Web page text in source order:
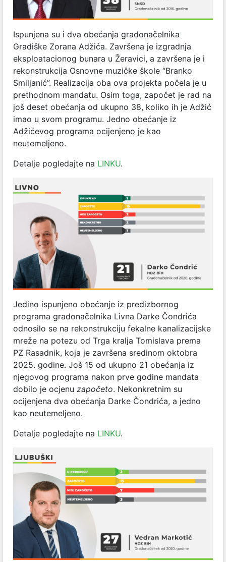
Ispunjena su i dva obećanja gradonačelnika
Gradiške Zorana Adžića. Završena je izgradnja
eksploatacionog bunara u Žeravici, a završena je i
rekonstrukcija Osnovne muzičke škole “Branko
Smiljanić”. Realizacija oba ova projekta počela je u
prethodnom mandatu. Osim toga, započet je rad na
još deset obećanja od ukupno 38, koliko ih je Adžić
imao u svom programu. Jedno obećanje iz
Adžićevog programa ocijenjeno je kao
neutemeljeno.
Detalje pogledajte na LINKU.
Jedino ispunjeno obećanje iz predizbornog
programa gradonačelnika Livna Darke Čondrića
odnosilo se na rekonstrukciju fekalne kanalizacijske
mreže na potezu od Trga kralja Tomislava prema
PZ Rasadnik, koja je završena sredinom oktobra
2025. godine. Još 15 od ukupno 21 obećanja iz
njegovog programa nakon prve godine mandata
dobilo je ocjenu započeto. Nekonkretnim su
ocijenjena dva obećanja Darke Čondrića, a jedno
kao neutemeljeno.
Detalje pogledajte na LINKU.